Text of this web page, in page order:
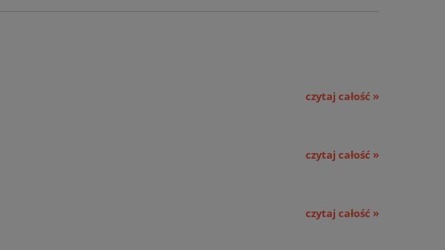
czytaj całość »
czytaj całość »
czytaj całość »